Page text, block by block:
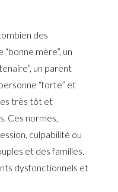
des
mère”, un
un parent
“forte” et
très tôt et
Ces normes,
culpabilité ou
et des familles.
dysfonctionnels et